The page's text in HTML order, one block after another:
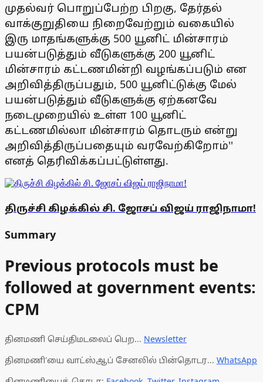
முதல்வர் பொறுப்பேற்ற பிறகு, தேர்தல்
வாக்குறுதியை நிறைவேற்றும் வகையில்
இரு மாதங்களுக்கு 500 யூனிட் மின்சாரம்
பயன்படுத்தும் வீடுகளுக்கு 200 யூனிட்
மின்சாரம் கட்டணமின்றி வழங்கப்படும் என
அறிவித்திருப்பதும், 500 யூனிட்டுக்கு மேல்
பயன்படுத்தும் வீடுகளுக்கு ஏற்கனவே
நடைமுறையில் உள்ள 100 யூனிட்
கட்டணமில்லா மின்சாரம் தொடரும் என்று
அறிவித்திருப்பதையும் வரவேற்கிறோம்''
எனத் தெரிவிக்கப்பட்டுள்ளது.
திருச்சி கிழக்கில் சி. ஜோசப் விஜய் ராஜிநாமா!
Summary
Previous protocols must be
followed at government events:
CPM
தினமணி செய்திமடலைப் பெற... Newsletter
தினமணி'யை வாட்ஸ்ஆப் சேனலில் பின்தொடர... WhatsApp